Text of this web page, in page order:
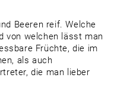
Beeren reif. Welche
von welchen lässt man
Früchte, die im
als auch
die man lieber